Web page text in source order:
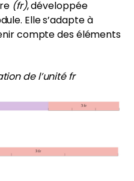
(fr), développée
Elle s’adapte à
compte des éléments
de l’unité fr